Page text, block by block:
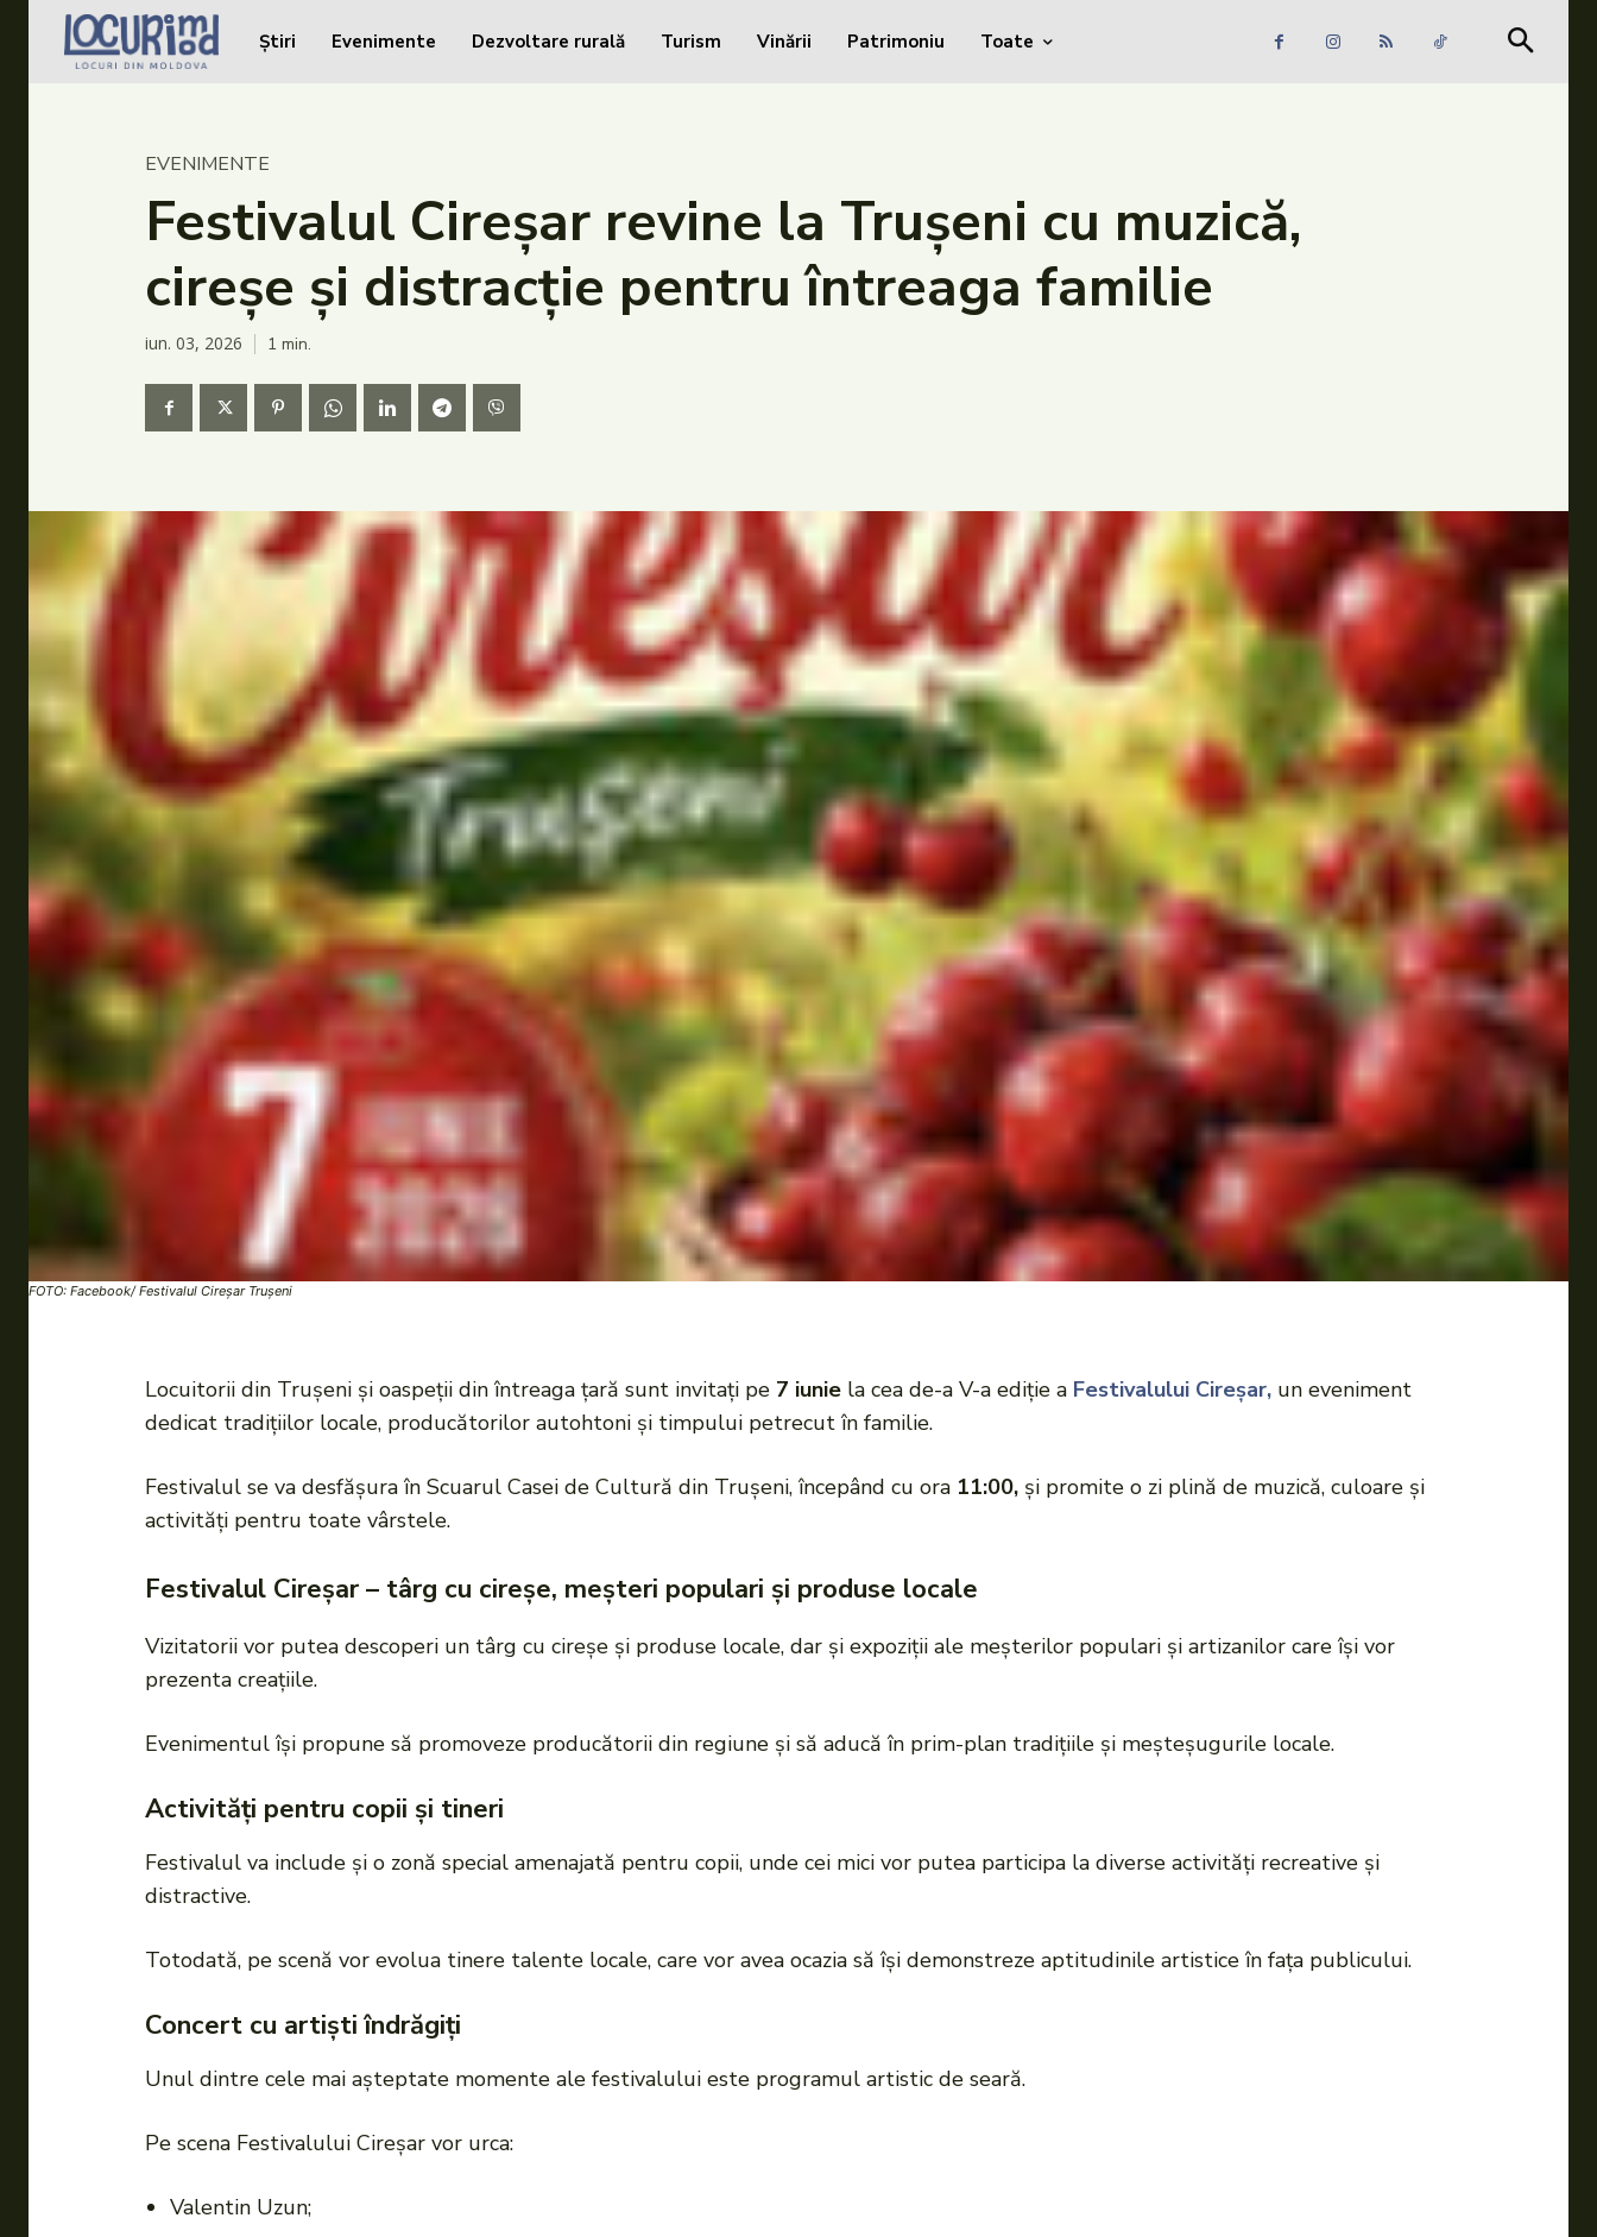
Caută în site...
Caută în site... Căutare
Dezvoltare rurală
Turism
Vinării
Patrimoniu
Produs Acasă
Știri Evenimente Dezvoltare rurală Turism Vinării Patrimoniu Toate
EVENIMENTE
Festivalul Cireșar revine la Trușeni cu muzică,
cireșe și distracție pentru întreaga familie
iun. 03, 2026 1 min.
FOTO: Facebook/ Festivalul Cireșar Trușeni
Locuitorii din Trușeni și oaspeții din întreaga țară sunt invitați pe 7 iunie la cea de-a V-a ediție a Festivalului Cireșar, un eveniment
dedicat tradițiilor locale, producătorilor autohtoni și timpului petrecut în familie.
Festivalul se va desfășura în Scuarul Casei de Cultură din Trușeni, începând cu ora 11:00, și promite o zi plină de muzică, culoare și
activități pentru toate vârstele.
Festivalul Cireșar – târg cu cireșe, meșteri populari și produse locale
Vizitatorii vor putea descoperi un târg cu cireșe și produse locale, dar și expoziții ale meșterilor populari și artizanilor care își vor
prezenta creațiile.
Evenimentul își propune să promoveze producătorii din regiune și să aducă în prim-plan tradițiile și meșteșugurile locale.
Activități pentru copii și tineri
Festivalul va include și o zonă special amenajată pentru copii, unde cei mici vor putea participa la diverse activități recreative și
distractive.
Totodată, pe scenă vor evolua tinere talente locale, care vor avea ocazia să își demonstreze aptitudinile artistice în fața publicului.
Concert cu artiști îndrăgiți
Unul dintre cele mai așteptate momente ale festivalului este programul artistic de seară.
Pe scena Festivalului Cireșar vor urca:
Valentin Uzun;